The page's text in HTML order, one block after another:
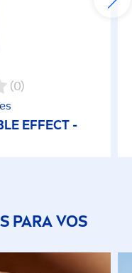
(0)
EFFECT -
PARA VOS